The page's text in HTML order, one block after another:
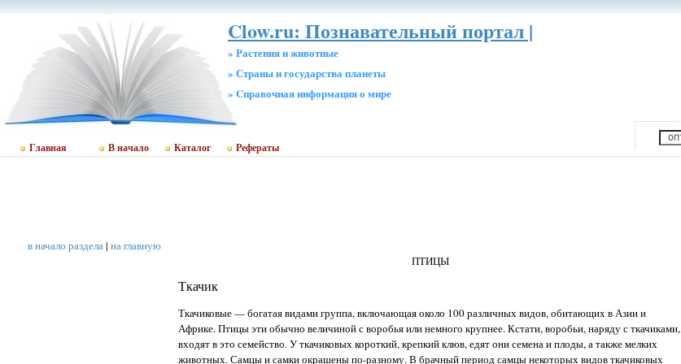
Clow.ru: Познавательный портал |
» Растения и животные
» Страны и государства планеты
» Cправочная информация о мире
Главная В начало Каталог Рефераты
в начало раздела| на главную
ПТИЦЫ
Ткачик
Ткачиковые — богатая видами группа, включающая около 100 различных видов, обитающих в Азии и
Африке. Птицы эти обычно величиной с воробья или немного крупнее. Кстати, воробьи, наряду с ткачиками,
входят в это семейство. У ткачиковых короткий, крепкий клюв, едят они семена и плоды, а также мелких
животных. Самцы и самки окрашены по-разному. В брачный период самцы некоторых видов ткачиковых